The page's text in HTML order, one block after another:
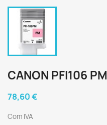
CANON PFI106 PM
78,60 €
Com IVA